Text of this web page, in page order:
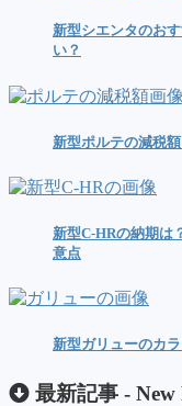
新型シエンタのお
い？
新型ポルテの減税
新型C-HRの納期は
意点
新型ガリューのカ
最新記事 - New